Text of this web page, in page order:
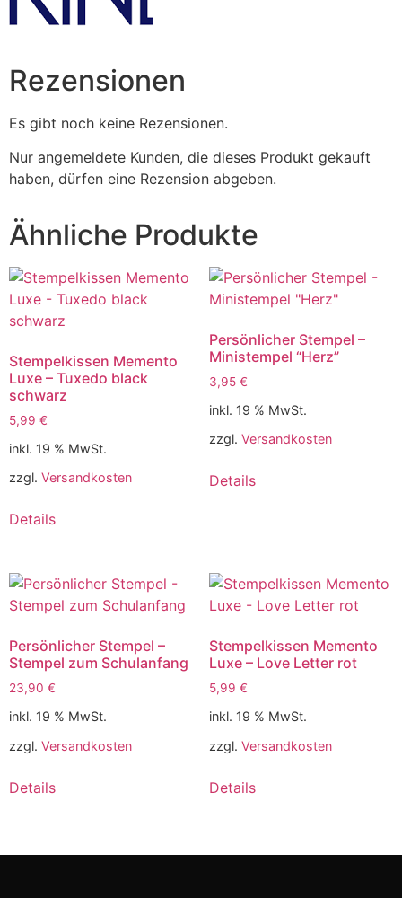
Rezensionen
Es gibt noch keine Rezensionen.
Nur angemeldete Kunden, die dieses Produkt gekauft
haben, dürfen eine Rezension abgeben.
Ähnliche Produkte
Stempelkissen Memento
Luxe – Tuxedo black
schwarz
5,99 €
inkl. 19 % MwSt.
zzgl. Versandkosten
Details
Persönlicher Stempel –
Ministempel “Herz”
3,95 €
inkl. 19 % MwSt.
zzgl. Versandkosten
Details
Persönlicher Stempel –
Stempel zum Schulanfang
23,90 €
inkl. 19 % MwSt.
zzgl. Versandkosten
Details
Stempelkissen Memento
Luxe – Love Letter rot
5,99 €
inkl. 19 % MwSt.
zzgl. Versandkosten
Details